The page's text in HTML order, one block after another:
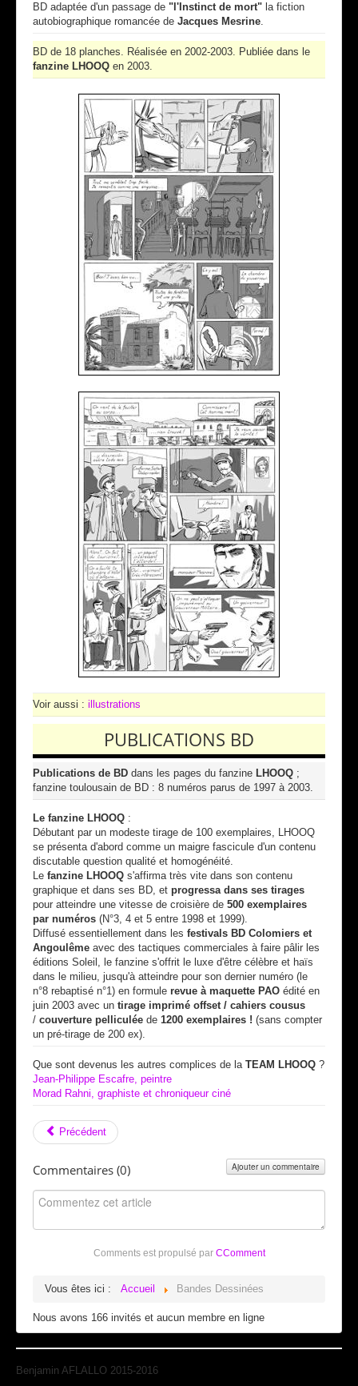
BD adaptée d'un passage de "l'Instinct de mort" la fiction
autobiographique romancée de Jacques Mesrine.
BD de 18 planches. Réalisée en 2002-2003. Publiée dans le
fanzine LHOOQ en 2003.
Voir aussi : illustrations
PUBLICATIONS BD
Publications de BD dans les pages du fanzine LHOOQ ;
fanzine toulousain de BD : 8 numéros parus de 1997 à 2003.
Le fanzine LHOOQ :
Débutant par un modeste tirage de 100 exemplaires, LHOOQ
se présenta d'abord comme un maigre fascicule d'un contenu
discutable question qualité et homogénéité.
Le fanzine LHOOQ s'affirma très vite dans son contenu
graphique et dans ses BD, et progressa dans ses tirages
pour atteindre une vitesse de croisière de 500 exemplaires
par numéros (N°3, 4 et 5 entre 1998 et 1999).
Diffusé essentiellement dans les festivals BD Colomiers et
Angoulême avec des tactiques commerciales à faire pâlir les
éditions Soleil, le fanzine s'offrit le luxe d'être célèbre et haïs
dans le milieu, jusqu'à atteindre pour son dernier numéro (le
n°8 rebaptisé n°1) en formule revue à maquette PAO édité en
juin 2003 avec un tirage imprimé offset / cahiers cousus
/ couverture pelliculée de 1200 exemplaires ! (sans compter
un pré-tirage de 200 ex).
Que sont devenus les autres complices de la TEAM LHOOQ ?
Jean-Philippe Escafre, peintre
Morad Rahni, graphiste et chroniqueur ciné
Précédent
Commentaires (0) Ajouter un commentaire
Comments est propulsé par CComment
Vous êtes ici : Accueil Bandes Dessinées
Nous avons 166 invités et aucun membre en ligne
Benjamin AFLALLO 2015-2016